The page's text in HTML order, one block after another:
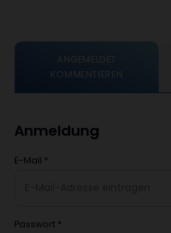
ANGEMELDET
KOMMENTIEREN
Anmeldung
E-Mail *
Passwort *